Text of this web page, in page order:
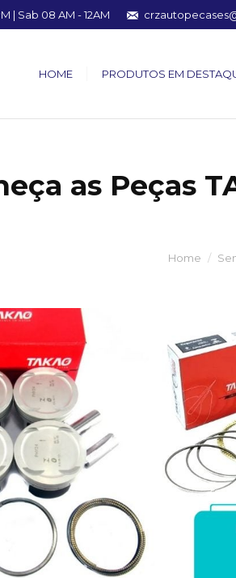
| Sab 08 AM - 12AM
HOME PRODUTOS EM
as Peças
Home